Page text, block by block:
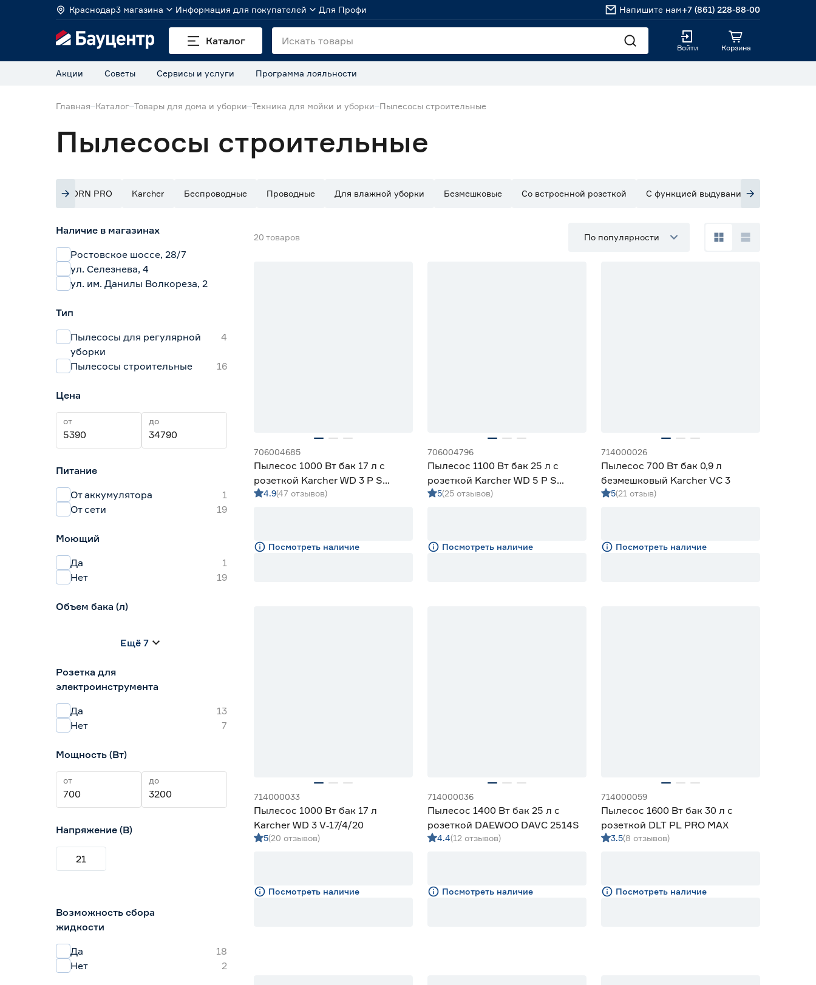
Краснодар3 магазина Информация для покупателей Для Профи Напишите нам+7 (861) 228-88-00
Каталог
Войти Корзина
Акции Советы Сервисы и услуги Программа лояльности
Главная Каталог Товары для дома и уборки Техника для мойки и уборки Пылесосы строительные
Пылесосы строительные
DORN PRO Karcher Беспроводные Проводные Для влажной уборки Безмешковые Со встроенной розеткой С функцией выдувания
Наличие в магазинах
Ростовское шоссе, 28/7
ул. Селезнева, 4
ул. им. Данилы Волкореза, 2
Тип
Пылесосы для регулярной
уборки
4
Пылесосы строительные 16
Цена
от до
Питание
От аккумулятора
1
От сети
19
Моющий
Да
1
Нет
19
Объем бака (л)
16
Ещё 7
Розетка для
электроинструмента
Да
13
Нет
7
Мощность (Вт)
от до
Напряжение (В)
21
Возможность сбора
жидкости
Да
18
Нет
2
20 товаров По популярности
706004685
Пылесос 1000 Вт бак 17 л с
розеткой Karcher WD 3 P S
V‑17/4/20
4.9(47 отзывов)
Посмотреть наличие
706004796
Пылесос 1100 Вт бак 25 л с
розеткой Karcher WD 5 P S
V‑25/5/22
5(25 отзывов)
Посмотреть наличие
714000026
Пылесос 700 Вт бак 0,9 л
безмешковый Karcher VC 3
5(21 отзыв)
Посмотреть наличие
714000033
Пылесос 1000 Вт бак 17 л
Karcher WD 3 V‑17/4/20
5(20 отзывов)
Посмотреть наличие
714000036
Пылесос 1400 Вт бак 25 л с
розеткой DAEWOO DAVC 2514S
4.4(12 отзывов)
Посмотреть наличие
714000059
Пылесос 1600 Вт бак 30 л с
розеткой DLT PL PRO MAX
3.5(8 отзывов)
Посмотреть наличие